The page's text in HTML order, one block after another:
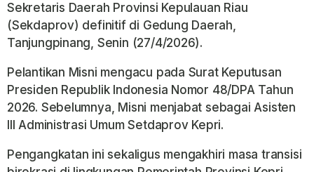
Sekretaris Daerah Provinsi Kepulauan Riau
(Sekdaprov) definitif di Gedung Daerah,
Tanjungpinang, Senin (27/4/2026).
Pelantikan Misni mengacu pada Surat Keputusan
Presiden Republik Indonesia Nomor 48/DPA Tahun
2026. Sebelumnya, Misni menjabat sebagai Asisten
III Administrasi Umum Setdaprov Kepri.
Pengangkatan ini sekaligus mengakhiri masa transisi